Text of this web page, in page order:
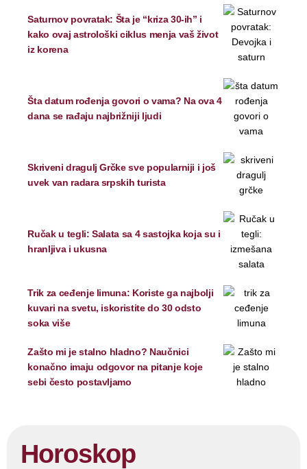
Saturnov povratak: Šta je “kriza 30-ih” i
kako ovaj astrološki ciklus menja vaš život
iz korena
Šta datum rođenja govori o vama? Na ova 4
dana se rađaju najbrižniji ljudi
Skriveni dragulj Grčke sve popularniji i još
uvek van radara srpskih turista
Ručak u tegli: Salata sa 4 sastojka koja su i
hranljiva i ukusna
Trik za ceđenje limuna: Koriste ga najbolji
kuvari na svetu, iskoristite do 30 odsto
soka više
Zašto mi je stalno hladno? Naučnici
konačno imaju odgovor na pitanje koje
sebi često postavljamo
Horoskop